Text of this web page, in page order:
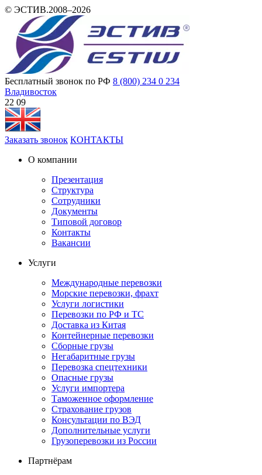
© ЭСТИВ.2008–2026
Бесплатный звонок по РФ 8 (800) 234 0 234
Владивосток
22 09
Заказать звонок КОНТАКТЫ
О компании
Презентация
Структура
Сотрудники
Документы
Типовой договор
Контакты
Вакансии
Услуги
Международные перевозки
Морские перевозки, фрахт
Услуги логистики
Перевозки по РФ и ТС
Доставка из Китая
Контейнерные перевозки
Сборные грузы
Негабаритные грузы
Перевозка спецтехники
Опасные грузы
Услуги импортера
Таможенное оформление
Страхование грузов
Консультации по ВЭД
Дополнительные услуги
Грузоперевозки из России
Партнёрам